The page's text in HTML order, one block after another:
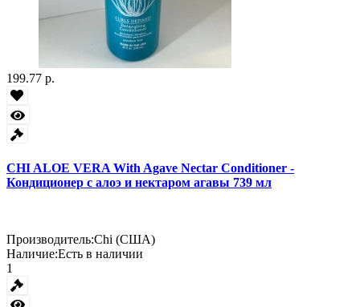
199.77 р.
CHI ALOE VERA With Agave Nectar Conditioner -
Кондиционер с алоэ и нектаром агавы 739 мл
Производитель:Chi (США)
Наличие:Есть в наличии
1